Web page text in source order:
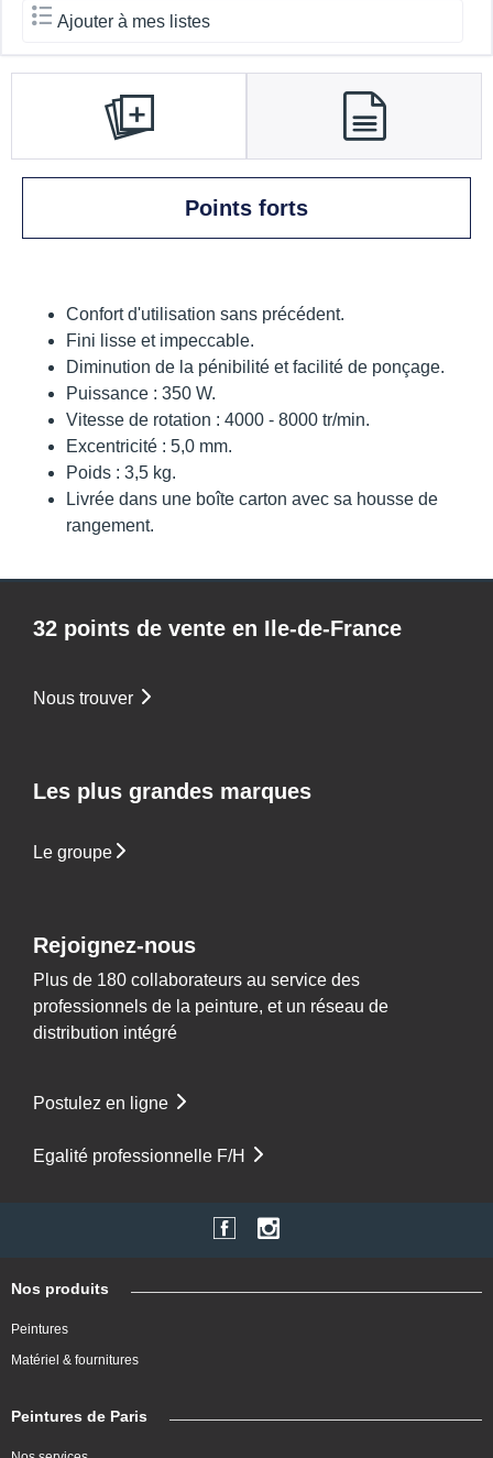
Ajouter à mes listes
Points forts
Confort d'utilisation sans précédent.
Fini lisse et impeccable.
Diminution de la pénibilité et facilité de ponçage.
Puissance : 350 W.
Vitesse de rotation : 4000 - 8000 tr/min.
Excentricité : 5,0 mm.
Poids : 3,5 kg.
Livrée dans une boîte carton avec sa housse de
rangement.
32 points de vente en Ile-de-France
Nous trouver
Les plus grandes marques
Le groupe
Rejoignez-nous
Plus de 180 collaborateurs au service des
professionnels de la peinture, et un réseau de
distribution intégré
Postulez en ligne
Egalité professionnelle F/H
Nos produits
Peintures
Matériel & fournitures
Peintures de Paris